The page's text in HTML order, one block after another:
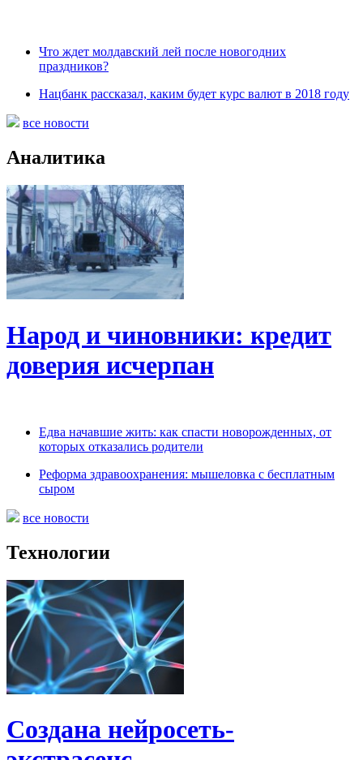
Что ждет молдавский лей после новогодних
праздников?
Нацбанк рассказал, каким будет курс валют в 2018 году
все новости
Аналитика
Народ и чиновники: кредит
доверия исчерпан
Едва начавшие жить: как спасти новорожденных, от
которых отказались родители
Реформа здравоохранения: мышеловка с бесплатным
сыром
все новости
Технологии
Создана нейросеть-